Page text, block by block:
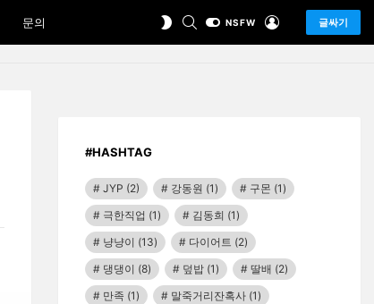
문의
SWITCHSEARCHNSFW 글싸기
#HASHTAG
JYP (2) 강동원 (1) 구몬 (1)
극한직업 (1) 김동희 (1)
냥냥이 (13) 다이어트 (2)
댕댕이 (8) 덮밥 (1) 딸배 (2)
만족 (1) 말죽거리잔혹사 (1)